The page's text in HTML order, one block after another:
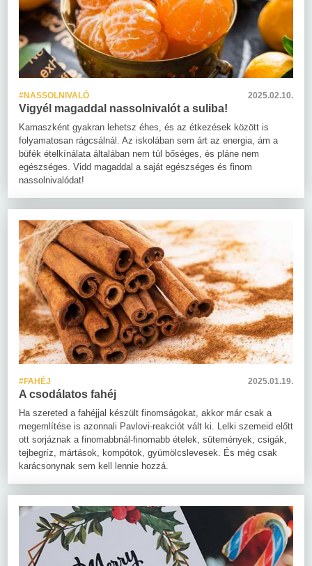
#NASSOLNIVALÓ 2025.02.10.
Vigyél magaddal nassolnivalót a suliba!
Kamaszként gyakran lehetsz éhes, és az étkezések között is
folyamatosan rágcsálnál. Az iskolában sem árt az energia, ám a
büfék ételkínálata általában nem túl bőséges, és pláne nem
egészséges. Vidd magaddal a saját egészséges és finom
nassolnivalódat!
#FAHÉJ 2025.01.19.
A csodálatos fahéj
Ha szereted a fahéjjal készült finomságokat, akkor már csak a
megemlítése is azonnali Pavlovi-reakciót vált ki. Lelki szemeid előtt
ott sorjáznak a finomabbnál-finomabb ételek, sütemények, csigák,
tejbegríz, mártások, kompótok, gyümölcslevesek. És még csak
karácsonynak sem kell lennie hozzá.